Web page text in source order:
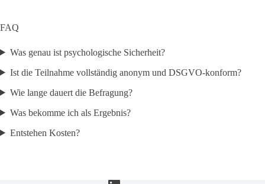
FAQ
Was genau ist psychologische Sicherheit?
Ist die Teilnahme vollständig anonym und DSGVO-konform?
Wie lange dauert die Befragung?
Was bekomme ich als Ergebnis?
Entstehen Kosten?